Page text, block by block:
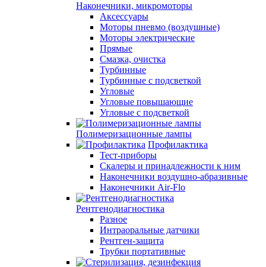
Наконечники, микромоторы
Аксессуары
Моторы пневмо (воздушные)
Моторы электрические
Прямые
Смазка, очистка
Турбинные
Турбинные с подсветкой
Угловые
Угловые повышающие
Угловые с подсветкой
Полимеризационные лампы
Профилактика
Тест-приборы
Скалеры и принадлежности к ним
Наконечники воздушно-абразивные
Наконечники Air-Flo
Рентгенодиагностика
Разное
Интраоральные датчики
Рентген-защита
Трубки портативные